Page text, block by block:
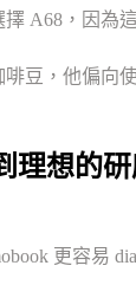
A68，因為
豆，他偏向
理想的研
更容易